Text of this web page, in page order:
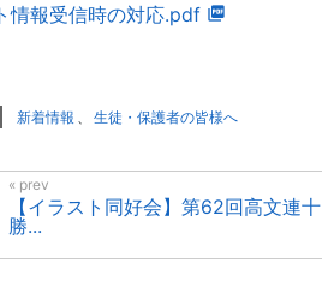
情報受信時の対応.pdf
新着情報 、 生徒・保護者の皆様へ
【イラスト同好会】第62回高文連十
勝...